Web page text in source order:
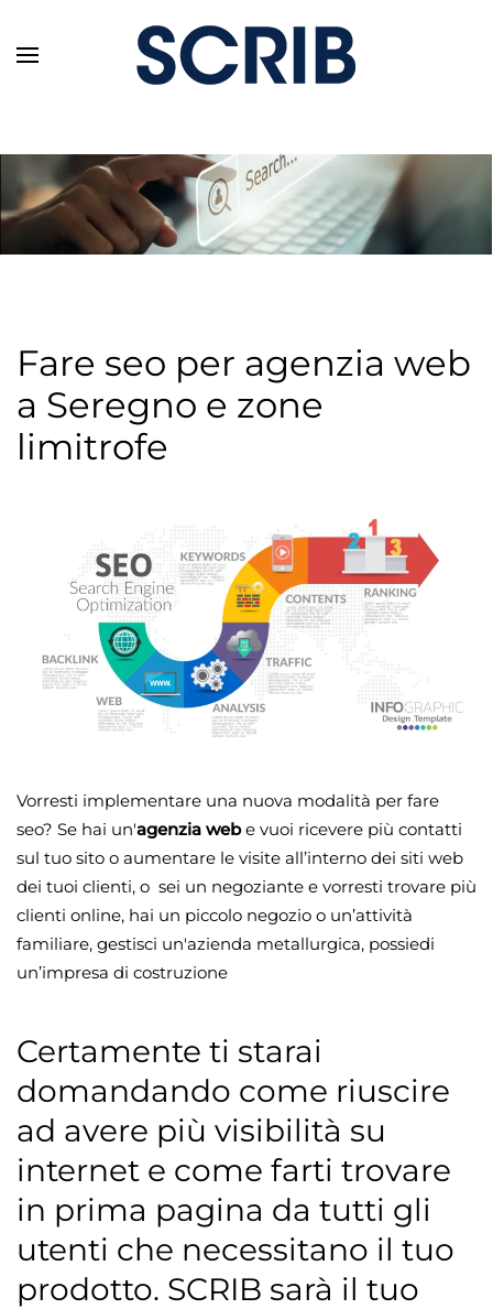
Skip to main content
Fare seo per agenzia web
a Seregno e zone
limitrofe
Vorresti implementare una nuova modalità per fare
seo? Se hai un'agenzia webe vuoi ricevere più contatti
sul tuo sito o aumentare le visite all’interno dei siti web
dei tuoi clienti, o sei un negoziante e vorresti trovare più
clienti online, hai un piccolo negozio o un’attività
familiare, gestisci un'azienda metallurgica, possiedi
un’impresa di costruzione
Certamente ti starai
domandando come riuscire
ad avere più visibilità su
internet e come farti trovare
in prima pagina da tutti gli
utenti che necessitano il tuo
prodotto. SCRIB sarà il tuo